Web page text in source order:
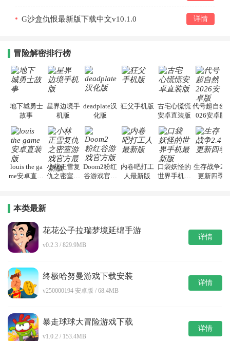
G沙盒仇恨最新版下载中文v10.1.0 详情
冒险解密排行榜
地下城勇士
故事
星界边境手
机版
deadplate汉
化版
狂父手机版 古宅心慌慌
安卓直装版
代号超自然2
026安卓版
louis the ga
me安卓直装
小林正雪复
仇之密室游
Doom2粉红
谷游戏官方
内卷吧打工
人最新版
口袋妖怪的
世界手机最
生存战争2.4
更新四季
本类最新
花花公子拉瑞梦境延绵手游
v0.2.3 / 829.9MB
详情
终极哈努曼游戏下载安装
v250000194 安卓版 / 68.4MB
详情
暴走球球大冒险游戏下载
v1.0.2 / 153.4MB
详情